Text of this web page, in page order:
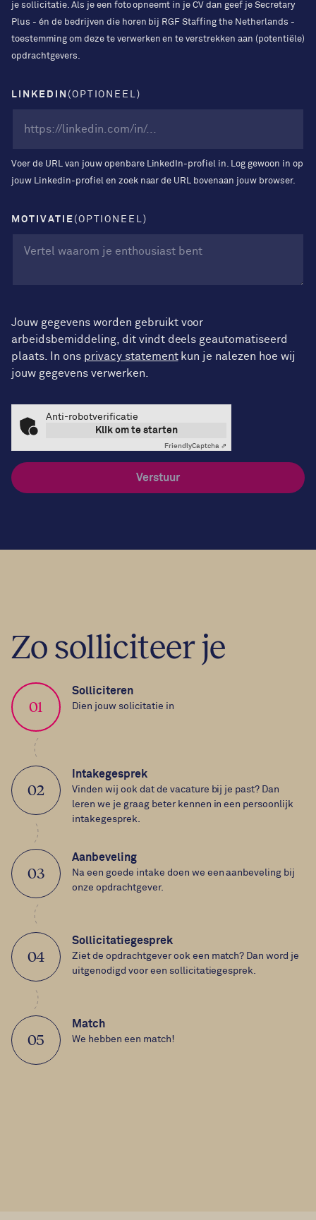
je sollicitatie. Als je een foto opneemt in je CV dan geef je Secretary
Plus - én de bedrijven die horen bij RGF Staffing the Netherlands -
toestemming om deze te verwerken en te verstrekken aan (potentiële)
opdrachtgevers.
LINKEDIN (OPTIONEEL)
Voer de URL van jouw openbare LinkedIn-profiel in. Log gewoon in op
jouw Linkedin-profiel en zoek naar de URL bovenaan jouw browser.
MOTIVATIE (OPTIONEEL)
Jouw gegevens worden gebruikt voor
arbeidsbemiddeling, dit vindt deels geautomatiseerd
plaats. In ons privacy statementkun je nalezen hoe wij
jouw gegevens verwerken.
Anti-robotverificatie
Klik om te starten
FriendlyCaptcha ⇗
Verstuur
Zo solliciteer je
01
Solliciteren
Dien jouw solicitatie in
02
Intakegesprek
Vinden wij ook dat de vacature bij je past? Dan
leren we je graag beter kennen in een persoonlijk
intakegesprek.
03
Aanbeveling
Na een goede intake doen we een aanbeveling bij
onze opdrachtgever.
04
Sollicitatiegesprek
Ziet de opdrachtgever ook een match? Dan word je
uitgenodigd voor een sollicitatiegesprek.
05
Match
We hebben een match!